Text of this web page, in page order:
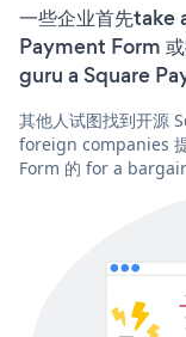
一些企业首先
Payment Form
guru a Square
其他人试图找到开源
foreign companies
Form 的 for a bargain